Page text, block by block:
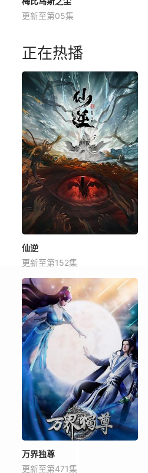
更新至第05集
正在热播
仙逆
更新至第152集
万界独尊
更新至第471集